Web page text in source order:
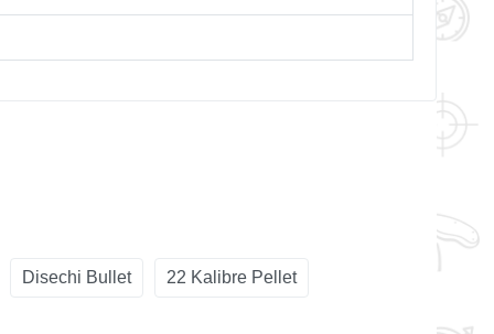
Disechi Bullet 22 Kalibre Pellet